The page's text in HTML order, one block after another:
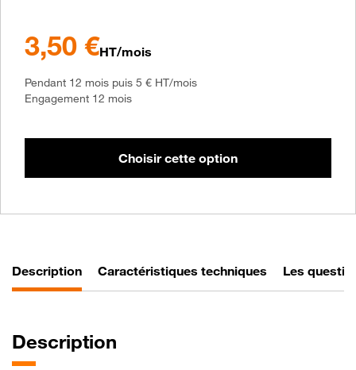
à partir de
3,50 €
3,50 €HT/mois
Pendant 12 mois puis 5 € HT/mois
Engagement 12 mois
Choisir cette option
Description Caractéristiques techniques Les
Description